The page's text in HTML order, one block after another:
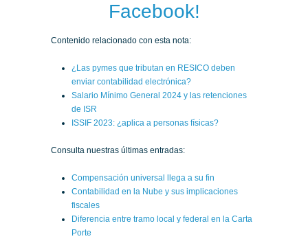
Facebook!
Contenido relacionado con esta nota:
¿Las pymes que tributan en RESICO deben
enviar contabilidad electrónica?
Salario Mínimo General 2024 y las retenciones
de ISR
ISSIF 2023: ¿aplica a personas físicas?
Consulta nuestras últimas entradas:
Compensación universal llega a su fin
Contabilidad en la Nube y sus implicaciones
fiscales
Diferencia entre tramo local y federal en la Carta
Porte